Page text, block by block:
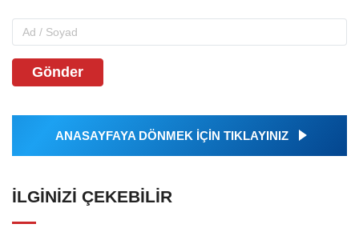
Gönder
ANASAYFAYA DÖNMEK İÇİN TIKLAYINIZ
İLGINIZI ÇEKEBILIR